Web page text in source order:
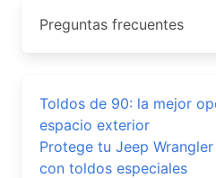
Preguntas frecuentes
Toldos de 90: la mejor
espacio exterior
Protege tu Jeep
con toldos especiales